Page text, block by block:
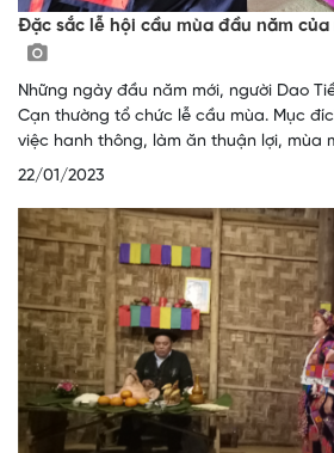
Đặc sắc lễ hội cầu mùa đầu năm của
Những ngày đầu năm mới, người Dao
Cạn thường tổ chức lễ cầu mùa. Mục
việc hanh thông, làm ăn thuận lợi, mùa
22/01/2023